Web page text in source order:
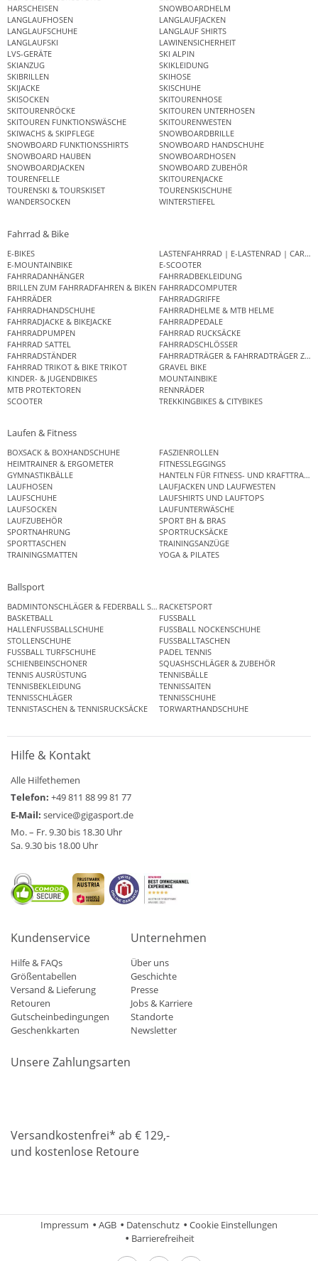
HARSCHEISEN
SNOWBOARDHELM
LANGLAUFHOSEN
LANGLAUFJACKEN
LANGLAUFSCHUHE
LANGLAUF SHIRTS
LANGLAUFSKI
LAWINENSICHERHEIT
LVS-GERÄTE
SKI ALPIN
SKIANZUG
SKIKLEIDUNG
SKIBRILLEN
SKIHOSE
SKIJACKE
SKISCHUHE
SKISOCKEN
SKITOURENHOSE
SKITOURENRÖCKE
SKITOUREN UNTERHOSEN
SKITOUREN FUNKTIONSWÄSCHE
SKITOURENWESTEN
SKIWACHS & SKIPFLEGE
SNOWBOARDBRILLE
SNOWBOARD FUNKTIONSSHIRTS
SNOWBOARD HANDSCHUHE
SNOWBOARD HAUBEN
SNOWBOARDHOSEN
SNOWBOARDJACKEN
SNOWBOARD ZUBEHÖR
TOURENFELLE
SKITOURENJACKE
TOURENSKI & TOURSKISET
TOURENSKISCHUHE
WANDERSOCKEN
WINTERSTIEFEL
Fahrrad & Bike
E-BIKES
LASTENFAHRRAD | E-LASTENRAD |
E-MOUNTAINBIKE
E-SCOOTER
FAHRRADANHÄNGER
FAHRRADBEKLEIDUNG
BRILLEN ZUM FAHRRADFAHREN & BIKEN FAHRRADCOMPUTER
FAHRRÄDER
FAHRRADGRIFFE
FAHRRADHANDSCHUHE
FAHRRADHELME & MTB HELME
FAHRRADJACKE & BIKEJACKE
FAHRRADPEDALE
FAHRRADPUMPEN
FAHRRAD RUCKSÄCKE
FAHRRAD SATTEL
FAHRRADSCHLÖSSER
FAHRRADSTÄNDER
FAHRRADTRÄGER & FAHRRADTRÄGER
FAHRRAD TRIKOT & BIKE TRIKOT
GRAVEL BIKE
KINDER- & JUGENDBIKES
MOUNTAINBIKE
MTB PROTEKTOREN
RENNRÄDER
SCOOTER
TREKKINGBIKES & CITYBIKES
Laufen & Fitness
BOXSACK & BOXHANDSCHUHE
FASZIENROLLEN
HEIMTRAINER & ERGOMETER
FITNESSLEGGINGS
GYMNASTIKBÄLLE
HANTELN FÜR FITNESS- UND
LAUFHOSEN
LAUFJACKEN UND LAUFWESTEN
LAUFSCHUHE
LAUFSHIRTS UND LAUFTOPS
LAUFSOCKEN
LAUFUNTERWÄSCHE
LAUFZUBEHÖR
SPORT BH & BRAS
SPORTNAHRUNG
SPORTRUCKSÄCKE
SPORTTASCHEN
TRAININGSANZÜGE
TRAININGSMATTEN
YOGA & PILATES
Ballsport
BADMINTONSCHLÄGER & FEDERBALL SETSRACKETSPORT
BASKETBALL
FUSSBALL
HALLENFUSSBALLSCHUHE
FUSSBALL NOCKENSCHUHE
STOLLENSCHUHE
FUSSBALLTASCHEN
FUSSBALL TURFSCHUHE
PADEL TENNIS
SCHIENBEINSCHONER
SQUASHSCHLÄGER & ZUBEHÖR
TENNIS AUSRÜSTUNG
TENNISBÄLLE
TENNISBEKLEIDUNG
TENNISSAITEN
TENNISSCHLÄGER
TENNISSCHUHE
TENNISTASCHEN & TENNISRUCKSÄCKE
TORWARTHANDSCHUHE
Hilfe & Kontakt
Alle Hilfethemen
Telefon: +49 811 88 99 81 77
E-Mail: service@gigasport.de
Mo. – Fr. 9.30 bis 18.30 Uhr
Sa. 9.30 bis 18.00 Uhr
Kundenservice
Hilfe & FAQs
Größentabellen
Versand & Lieferung
Retouren
Gutscheinbedingungen
Geschenkkarten
Unternehmen
Über uns
Geschichte
Presse
Jobs & Karriere
Standorte
Newsletter
Unsere Zahlungsarten
Versandkostenfrei* ab € 129,-
und kostenlose Retoure
Impressum AGB Datenschutz
Cookie Einstellungen
Barrierefreiheit